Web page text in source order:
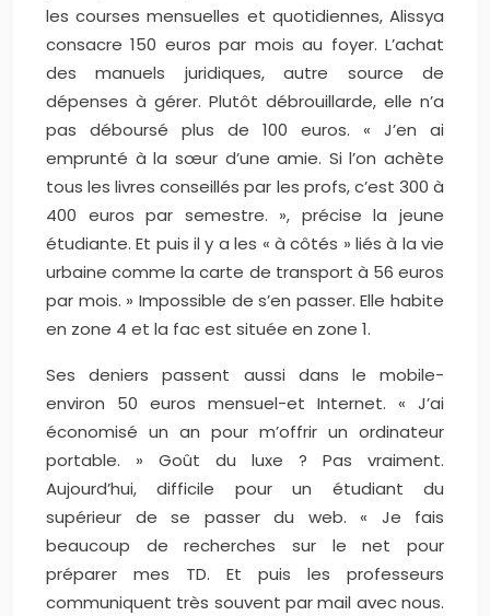
les courses mensuelles et quotidiennes, Alissya
consacre 150 euros par mois au foyer. L’achat
des manuels juridiques, autre source de
dépenses à gérer. Plutôt débrouillarde, elle n’a
pas déboursé plus de 100 euros. « J’en ai
emprunté à la sœur d’une amie. Si l’on achète
tous les livres conseillés par les profs, c’est 300 à
400 euros par semestre. », précise la jeune
étudiante. Et puis il y a les « à côtés » liés à la vie
urbaine comme la carte de transport à 56 euros
par mois. » Impossible de s’en passer. Elle habite
en zone 4 et la fac est située en zone 1.
Ses deniers passent aussi dans le mobile-
environ 50 euros mensuel-et Internet. « J’ai
économisé un an pour m’offrir un ordinateur
portable. » Goût du luxe ? Pas vraiment.
Aujourd’hui, difficile pour un étudiant du
supérieur de se passer du web. « Je fais
beaucoup de recherches sur le net pour
préparer mes TD. Et puis les professeurs
communiquent très souvent par mail avec nous.